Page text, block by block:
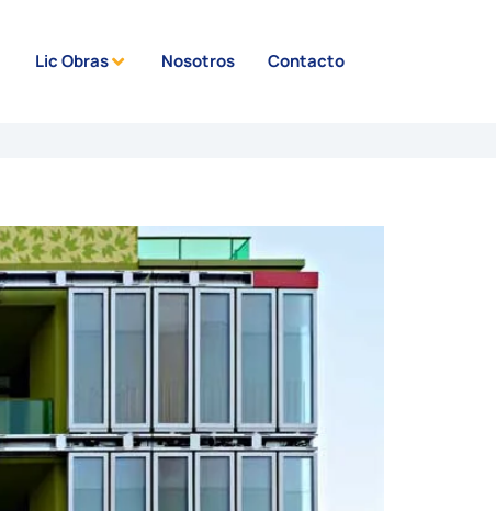
Lic Obras Nosotros Contacto